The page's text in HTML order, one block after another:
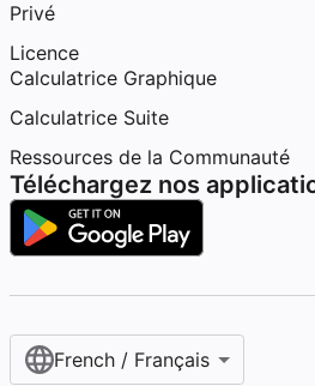
Privé
Licence
Calculatrice Graphique
Calculatrice Suite
Ressources de la Communauté
Téléchargez nos
French / Français‎